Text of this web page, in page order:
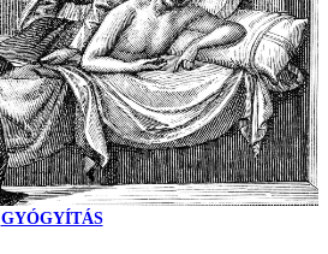
GYÓGYÍTÁS